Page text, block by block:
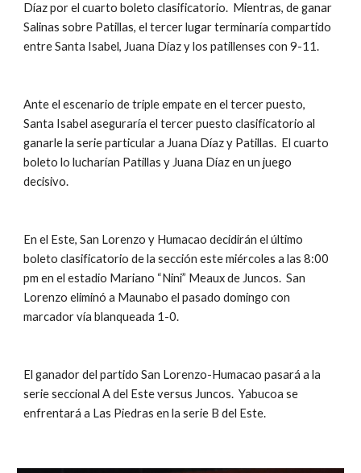
Díaz por el cuarto boleto clasificatorio.  Mientras, de ganar
Salinas sobre Patillas, el tercer lugar terminaría compartido
entre Santa Isabel, Juana Díaz y los patillenses con 9-11.
Ante el escenario de triple empate en el tercer puesto,
Santa Isabel aseguraría el tercer puesto clasificatorio al
ganarle la serie particular a Juana Díaz y Patillas.  El cuarto
boleto lo lucharían Patillas y Juana Díaz en un juego
decisivo.
En el Este, San Lorenzo y Humacao decidirán el último
boleto clasificatorio de la sección este miércoles a las 8:00
pm en el estadio Mariano “Nini” Meaux de Juncos.  San
Lorenzo eliminó a Maunabo el pasado domingo con
marcador vía blanqueada 1-0.
El ganador del partido San Lorenzo-Humacao pasará a la
serie seccional A del Este versus Juncos.  Yabucoa se
enfrentará a Las Piedras en la serie B del Este.